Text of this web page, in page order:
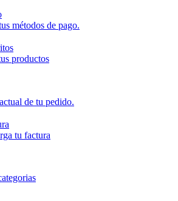
métodos de pago.
productos
de tu pedido.
tu factura